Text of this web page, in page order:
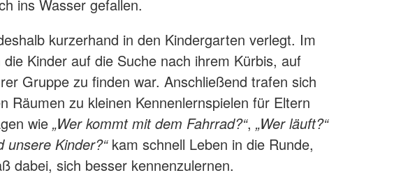
ins Wasser gefallen.
kurzerhand in den Kindergarten verlegt. Im
Kinder auf die Suche nach ihrem Kürbis, auf
Gruppe zu finden war. Anschließend trafen sich
Räumen zu kleinen Kennenlernspielen für Eltern
wie „Wer kommt mit dem Fahrrad?“, „Wer läuft?“
unsere Kinder?“kam schnell Leben in die Runde,
dabei, sich besser kennenzulernen.